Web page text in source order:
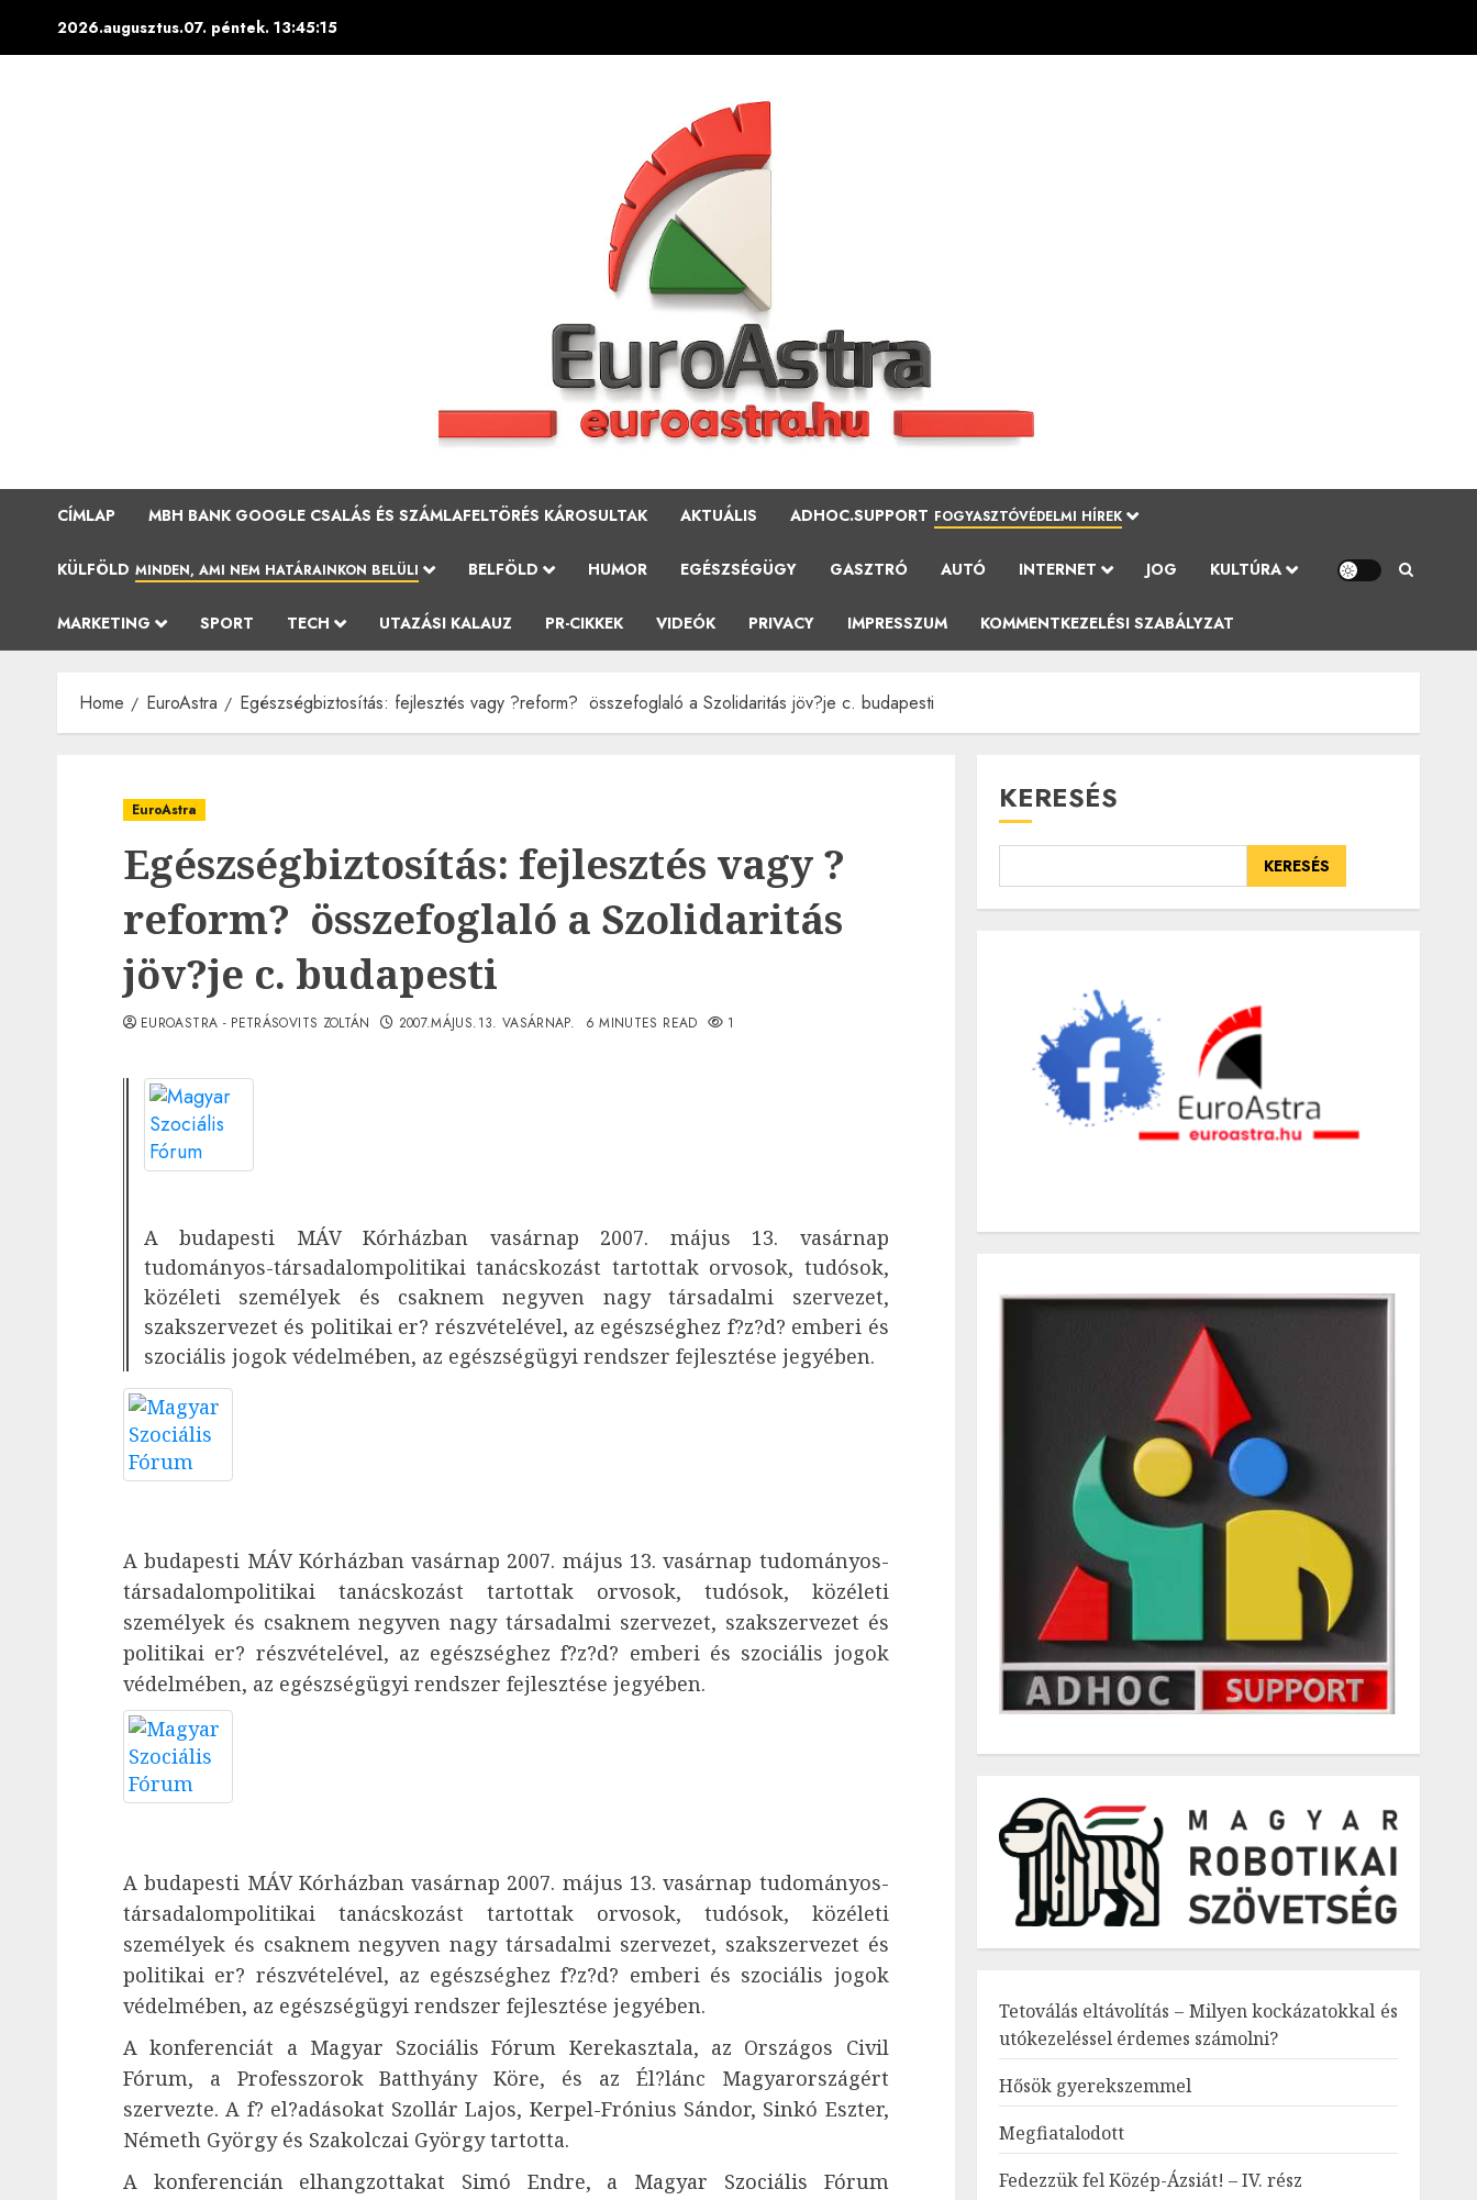
2026.augusztus.07. péntek. 13:45:16
CÍMLAP MBH BANK GOOGLE CSALÁS ÉS SZÁMLAFELTÖRÉS KÁROSULTAK AKTUÁLIS ADHOC.SUPPORT FOGYASZTÓVÉDELMI HÍREK
KÜLFÖLD MINDEN, AMI NEM HATÁRAINKON BELÜLI BELFÖLD HUMOR EGÉSZSÉGÜGY GASZTRÓ AUTÓ INTERNET JOG KULTÚRA
MARKETING SPORT TECH UTAZÁSI KALAUZ PR-CIKKEK VIDEÓK PRIVACY IMPRESSZUM KOMMENTKEZELÉSI SZABÁLYZAT
Home EuroAstra Egészségbiztosítás: fejlesztés vagy ?reform? ­ összefoglaló a Szolidaritás jöv?je c. budapesti
EuroAstra
Egészségbiztosítás: fejlesztés vagy ?
reform? ­ összefoglaló a Szolidaritás
jöv?je c. budapesti
EUROASTRA - PETRÁSOVITS ZOLTÁN 2007.MÁJUS.13. VASÁRNAP. 6 MINUTES READ 1
A budapesti MÁV Kórházban vasárnap 2007. május 13. vasárnap
tudományos-társadalompolitikai tanácskozást tartottak orvosok, tudósok,
közéleti személyek és csaknem negyven nagy társadalmi szervezet,
szakszervezet és politikai er? részvételével, az egészséghez f?z?d? emberi és
szociális jogok védelmében, az egészségügyi rendszer fejlesztése jegyében.
A budapesti MÁV Kórházban vasárnap 2007. május 13. vasárnap tudományos-
társadalompolitikai tanácskozást tartottak orvosok, tudósok, közéleti
személyek és csaknem negyven nagy társadalmi szervezet, szakszervezet és
politikai er? részvételével, az egészséghez f?z?d? emberi és szociális jogok
védelmében, az egészségügyi rendszer fejlesztése jegyében.
A budapesti MÁV Kórházban vasárnap 2007. május 13. vasárnap tudományos-
társadalompolitikai tanácskozást tartottak orvosok, tudósok, közéleti
személyek és csaknem negyven nagy társadalmi szervezet, szakszervezet és
politikai er? részvételével, az egészséghez f?z?d? emberi és szociális jogok
védelmében, az egészségügyi rendszer fejlesztése jegyében.
A konferenciát a Magyar Szociális Fórum Kerekasztala, az Országos Civil
Fórum, a Professzorok Batthyány Köre, és az Él?lánc Magyarországért
szervezte. A f? el?adásokat Szollár Lajos, Kerpel-Frónius Sándor, Sinkó Eszter,
Németh György és Szakolczai György tartotta.
A konferencián elhangzottakat Simó Endre, a Magyar Szociális Fórum
KERESÉS
KERESÉS
Tetoválás eltávolítás – Milyen kockázatokkal és
utókezeléssel érdemes számolni?
Hősök gyerekszemmel
Megfiatalodott
Fedezzük fel Közép-Ázsiát! – IV. rész